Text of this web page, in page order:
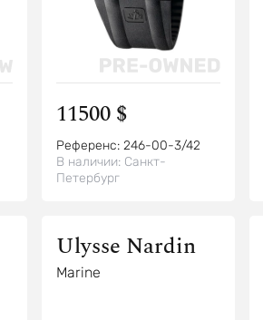
11500 $
Референс: 246-00-3/42
В наличии: Санкт-
Петербург
Ulysse Nardin
Marine